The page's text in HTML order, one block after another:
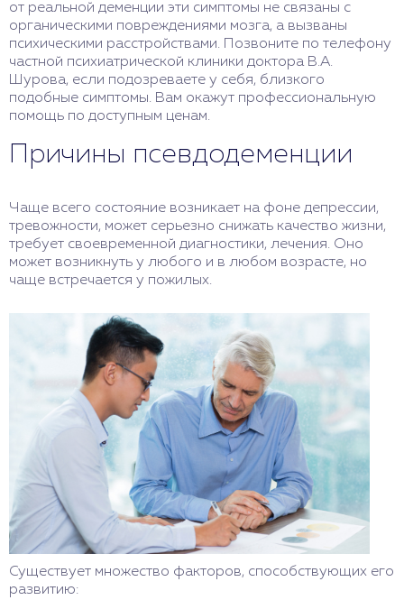
от реальной деменции эти симптомы не связаны с
органическими повреждениями мозга, а вызваны
психическими расстройствами. Позвоните по телефону
частной психиатрической клиники доктора В.А.
Шурова, если подозреваете у себя, близкого
подобные симптомы. Вам окажут профессиональную
помощь по доступным ценам.
Причины псевдодеменции
Чаще всего состояние возникает на фоне депрессии,
тревожности, может серьезно снижать качество жизни,
требует своевременной диагностики, лечения. Оно
может возникнуть у любого и в любом возрасте, но
чаще встречается у пожилых.
Существует множество факторов, способствующих его
развитию: